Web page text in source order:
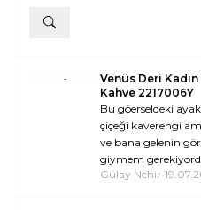
Venüs Deri
Kahve 2217006Y
Bu göerseldeki
çiçeği kaverengi
ve bana gelenin
giymem
Gülay Nehir